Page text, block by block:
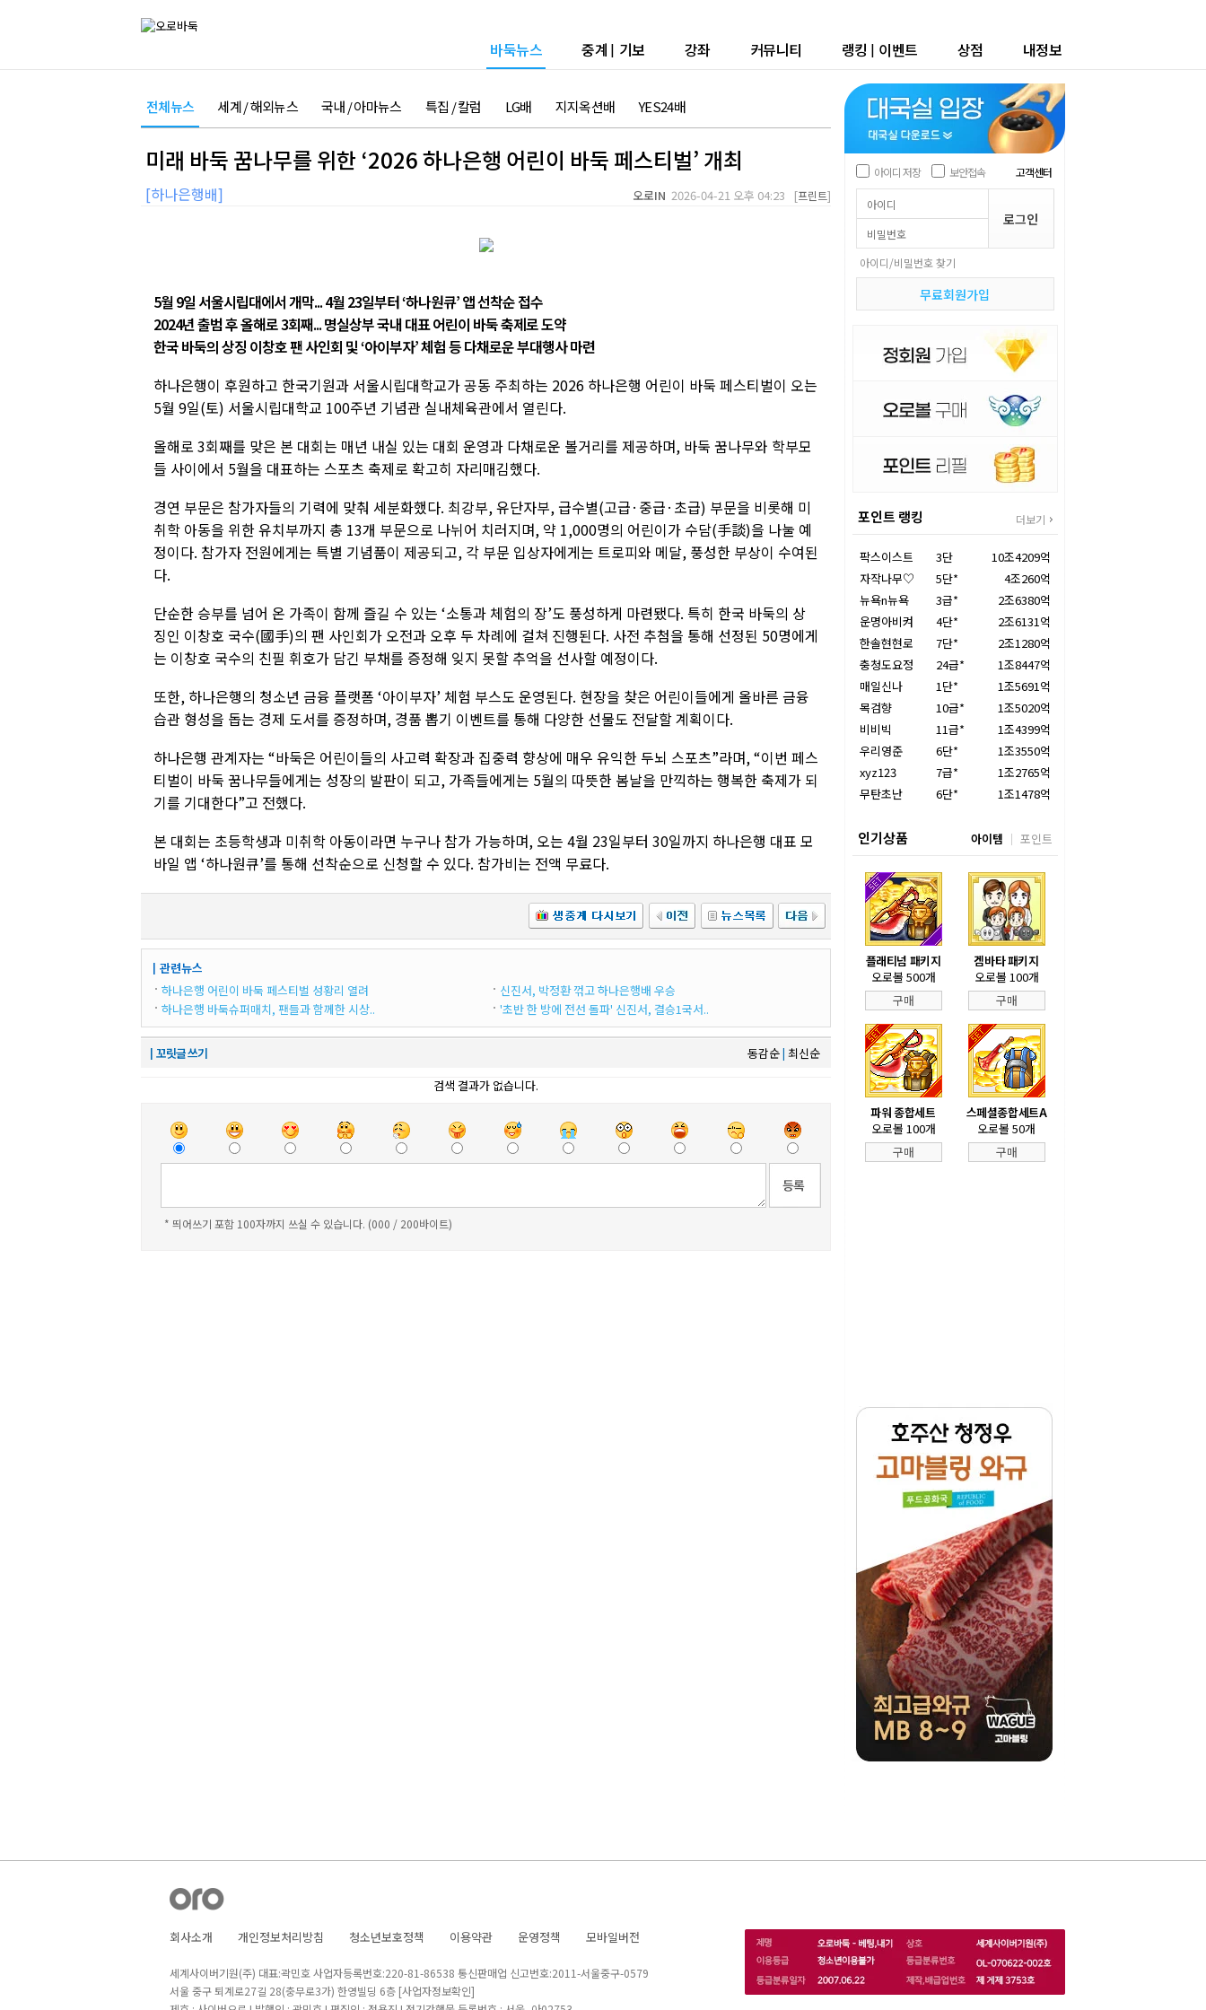
바둑뉴스 중계 | 기보 강좌 커뮤니티 랭킹 | 이벤트 상점 내정보
전체뉴스 세계 / 해외뉴스 국내 / 아마뉴스 특집 / 칼럼 LG배 지지옥션배 YES24배
미래 바둑 꿈나무를 위한 ‘2026 하나은행 어린이 바둑 페스티벌’ 개최
[하나은행배] 오로IN 2026-04-21 오후 04:23 [프린트]
5월 9일 서울시립대에서 개막... 4월 23일부터 ‘하나원큐’ 앱 선착순 접수
2024년 출범 후 올해로 3회째... 명실상부 국내 대표 어린이 바둑 축제로 도약
한국 바둑의 상징 이창호 팬 사인회 및 ‘아이부자’ 체험 등 다채로운 부대행사 마련
하나은행이 후원하고 한국기원과 서울시립대학교가 공동 주최하는 2026 하나은행 어린이 바둑 페스티벌이 오는
5월 9일(토) 서울시립대학교 100주년 기념관 실내체육관에서 열린다.
올해로 3회째를 맞은 본 대회는 매년 내실 있는 대회 운영과 다채로운 볼거리를 제공하며, 바둑 꿈나무와 학부모
들 사이에서 5월을 대표하는 스포츠 축제로 확고히 자리매김했다.
경연 부문은 참가자들의 기력에 맞춰 세분화했다. 최강부, 유단자부, 급수별(고급·중급·초급) 부문을 비롯해 미
취학 아동을 위한 유치부까지 총 13개 부문으로 나뉘어 치러지며, 약 1,000명의 어린이가 수담(手談)을 나눌 예
정이다. 참가자 전원에게는 특별 기념품이 제공되고, 각 부문 입상자에게는 트로피와 메달, 풍성한 부상이 수여된
다.
단순한 승부를 넘어 온 가족이 함께 즐길 수 있는 ‘소통과 체험의 장’도 풍성하게 마련됐다. 특히 한국 바둑의 상
징인 이창호 국수(國手)의 팬 사인회가 오전과 오후 두 차례에 걸쳐 진행된다. 사전 추첨을 통해 선정된 50명에게
는 이창호 국수의 친필 휘호가 담긴 부채를 증정해 잊지 못할 추억을 선사할 예정이다.
또한, 하나은행의 청소년 금융 플랫폼 ‘아이부자’ 체험 부스도 운영된다. 현장을 찾은 어린이들에게 올바른 금융
습관 형성을 돕는 경제 도서를 증정하며, 경품 뽑기 이벤트를 통해 다양한 선물도 전달할 계획이다.
하나은행 관계자는 “바둑은 어린이들의 사고력 확장과 집중력 향상에 매우 유익한 두뇌 스포츠”라며, “이번 페스
티벌이 바둑 꿈나무들에게는 성장의 발판이 되고, 가족들에게는 5월의 따뜻한 봄날을 만끽하는 행복한 축제가 되
기를 기대한다”고 전했다.
본 대회는 초등학생과 미취학 아동이라면 누구나 참가 가능하며, 오는 4월 23일부터 30일까지 하나은행 대표 모
바일 앱 ‘하나원큐’를 통해 선착순으로 신청할 수 있다. 참가비는 전액 무료다.
┃관련뉴스
하나은행 어린이 바둑 페스티벌 성황리 열려
하나은행 바둑슈퍼매치, 팬들과 함께한 시상..
신진서, 박정환 꺾고 하나은행배 우승
'초반 한 방에 전선 돌파' 신진서, 결승1국서..
┃꼬릿글 쓰기 동감순| 최신순
검색 결과가 없습니다.
* 띄어쓰기 포함 100자까지 쓰실 수 있습니다. (000 / 200바이트)
아이디 저장 보안접속 고객센터
아이디/비밀번호 찾기
무료회원가입
포인트 랭킹 더보기
팍스이스트 3단
10조4209억
자작나무♡
5단*
4조260억
뉴욕n뉴욕
3급*
2조6380억
운명아비켜
4단*
2조6131억
한솔현현로
7단*
2조1280억
충청도요정
24급*
1조8447억
매일신나
1단*
1조5691억
목검향
10급*
1조5020억
비비빅
11급*
1조4399억
우리영준
6단*
1조3550억
xyz123
7급*
1조2765억
무탄초난
6단* 1조1478억
인기상품 아이템 포인트
플래티넘 패키지
오로볼 500개
구매
겜바타 패키지
오로볼 100개
구매
파워 종합세트
오로볼 100개
구매
스페셜종합세트A
오로볼 50개
구매
회사소개 개인정보처리방침 청소년보호정책 이용약관 운영정책 모바일버전
세계사이버기원(주) 대표:곽민호 사업자등록번호:220-81-86538 통신판매업 신고번호:2011-서울중구-0579
서울 중구 퇴계로27길 28(충무로3가) 한영빌딩 6층 [사업자정보확인]